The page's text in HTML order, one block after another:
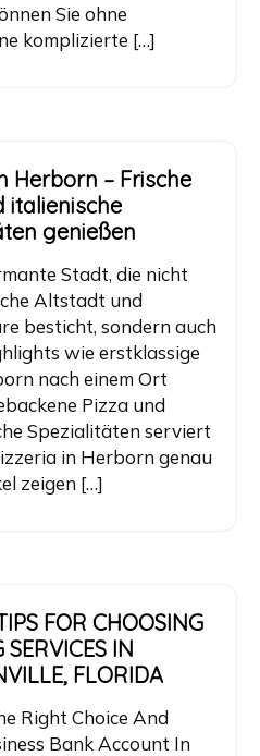
Sie ohne
komplizierte […]
Herborn – Frische
italienische
genießen
Stadt, die nicht
Altstadt und
besticht, sondern auch
wie erstklassige
nach einem Ort
Pizza und
Spezialitäten serviert
in Herborn genau
zeigen […]
FOR CHOOSING
IN
FLORIDA
Right Choice And
Bank Account In